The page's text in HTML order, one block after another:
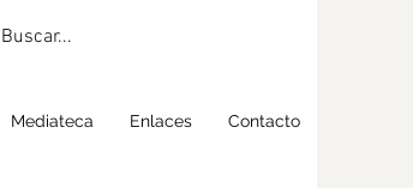
Mediateca Enlaces Contacto